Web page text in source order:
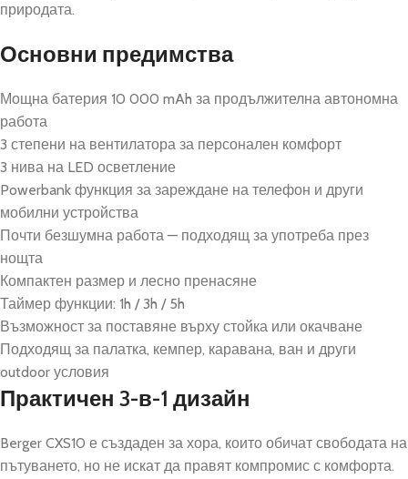
природата.
Основни предимства
Мощна батерия 10 000 mAh за продължителна автономна
работа
3 степени на вентилатора за персонален комфорт
3 нива на LED осветление
Powerbank функция за зареждане на телефон и други
мобилни устройства
Почти безшумна работа — подходящ за употреба през
нощта
Компактен размер и лесно пренасяне
Таймер функции: 1h / 3h / 5h
Възможност за поставяне върху стойка или окачване
Подходящ за палатка, кемпер, каравана, ван и други
outdoor условия
Практичен 3-в-1 дизайн
Berger CXS10 е създаден за хора, които обичат свободата на
пътуването, но не искат да правят компромис с комфорта.